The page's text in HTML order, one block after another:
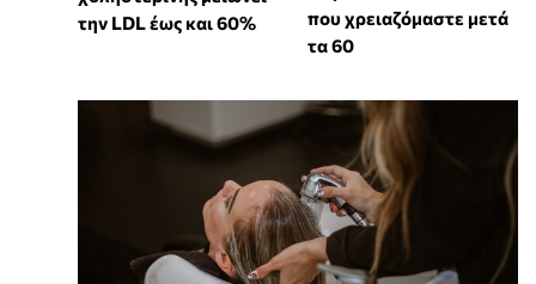
την LDL έως και 60%
που χρειαζόμαστε μετά
τα 60